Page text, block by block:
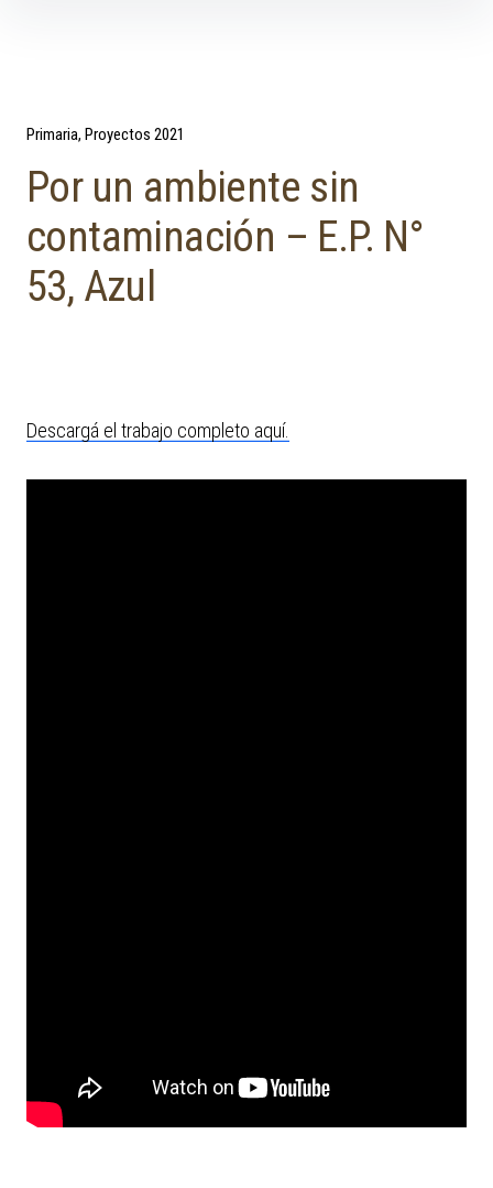
Primaria Proyectos 2021
Por un ambiente sin
contaminación – E.P. N°
53, Azul
Descargá el trabajo completo aquí.